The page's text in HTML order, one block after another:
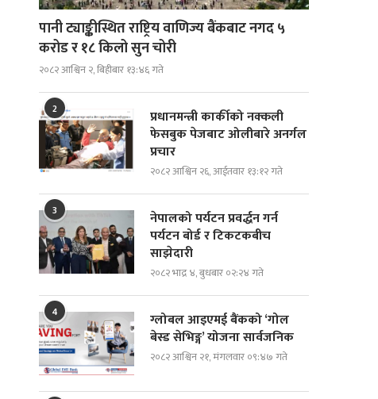
पानी ट्याङ्कीस्थित राष्ट्रिय वाणिज्य बैंकबाट नगद ५
करोड र १८ किलो सुन चोरी
२०८२ आश्विन २, बिहीबार १३:४६ गते
2
प्रधानमन्त्री कार्कीको नक्कली
फेसबुक पेजबाट ओलीबारे अनर्गल
प्रचार
२०८२ आश्विन २६, आईतवार १३:१२ गते
3
नेपालको पर्यटन प्रवर्द्धन गर्न
पर्यटन बोर्ड र टिकटकबीच
साझेदारी
२०८२ भाद्र ४, बुधबार ०२:२४ गते
4
ग्लोबल आइएमई बैंकको ‘गोल
बेस्ड सेभिङ्ग’ योजना सार्वजनिक
२०८२ आश्विन २१, मंगलवार ०९:४७ गते